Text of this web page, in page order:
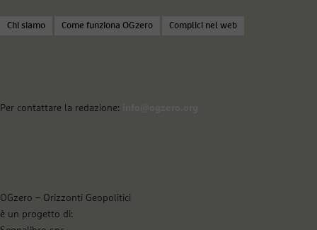
Chi siamo Come funziona OGzero Complici nel web
Per contattare la redazione:
OGzero – Orizzonti Geopolitici
è un progetto di: